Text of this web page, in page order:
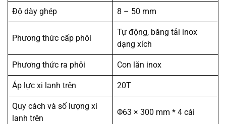
Độ dày ghép 8 – 50 mm
Phương thức cấp phôi
Tự động, băng tải inox
dạng xích
Phương thức ra phôi Con lăn inox
Áp lực xi lanh trên 20T
Quy cách và số lượng xi
lanh trên
Φ63 × 300 mm * 4 cái